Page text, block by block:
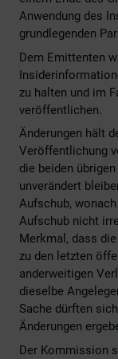
Anwendung des
grundlegenden
Dem Emittenten
zu halten und im
veröffentlichen.
Änderungen hält
Veröffentlichung
die beiden
unverändert
Aufschub,
Aufschub nicht
Merkmal, dass
zu den letzten
anderweitigen
dieselbe
Sache dürften
Änderungen
Der Kommission